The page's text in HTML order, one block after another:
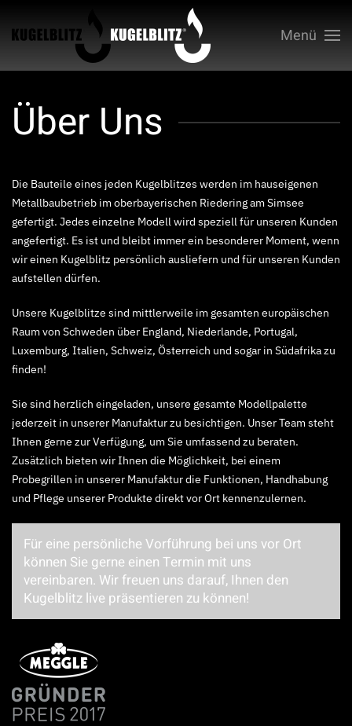
Zum Hauptinhalt springen Menü
Über Uns
Die Bauteile eines jeden Kugelblitzes werden im hauseigenen
Metallbaubetrieb im oberbayerischen Riedering am Simsee
gefertigt. Jedes einzelne Modell wird speziell für unseren Kunden
angefertigt. Es ist und bleibt immer ein besonderer Moment, wenn
wir einen Kugelblitz persönlich ausliefern und für unseren Kunden
aufstellen dürfen.
Unsere Kugelblitze sind mittlerweile im gesamten europäischen
Raum von Schweden über England, Niederlande, Portugal,
Luxemburg, Italien, Schweiz, Österreich und sogar in Südafrika zu
finden!
Sie sind herzlich eingeladen, unsere gesamte Modellpalette
jederzeit in unserer Manufaktur zu besichtigen. Unser Team steht
Ihnen gerne zur Verfügung, um Sie umfassend zu beraten.
Zusätzlich bieten wir Ihnen die Möglichkeit, bei einem
Probegrillen in unserer Manufaktur die Funktionen, Handhabung
und Pflege unserer Produkte direkt vor Ort kennenzulernen.
Für eine persönliche Vorführung bei uns vor Ort
können Sie gerne einen Termin mit uns
vereinbaren. Wir freuen uns darauf, Ihnen den
Kugelblitz live präsentieren zu können!